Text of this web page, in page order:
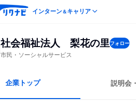
インターン＆キャリア
社会福祉法人 梨花の里フォロー
市民・ソーシャルサービス
企業トップ 説明会